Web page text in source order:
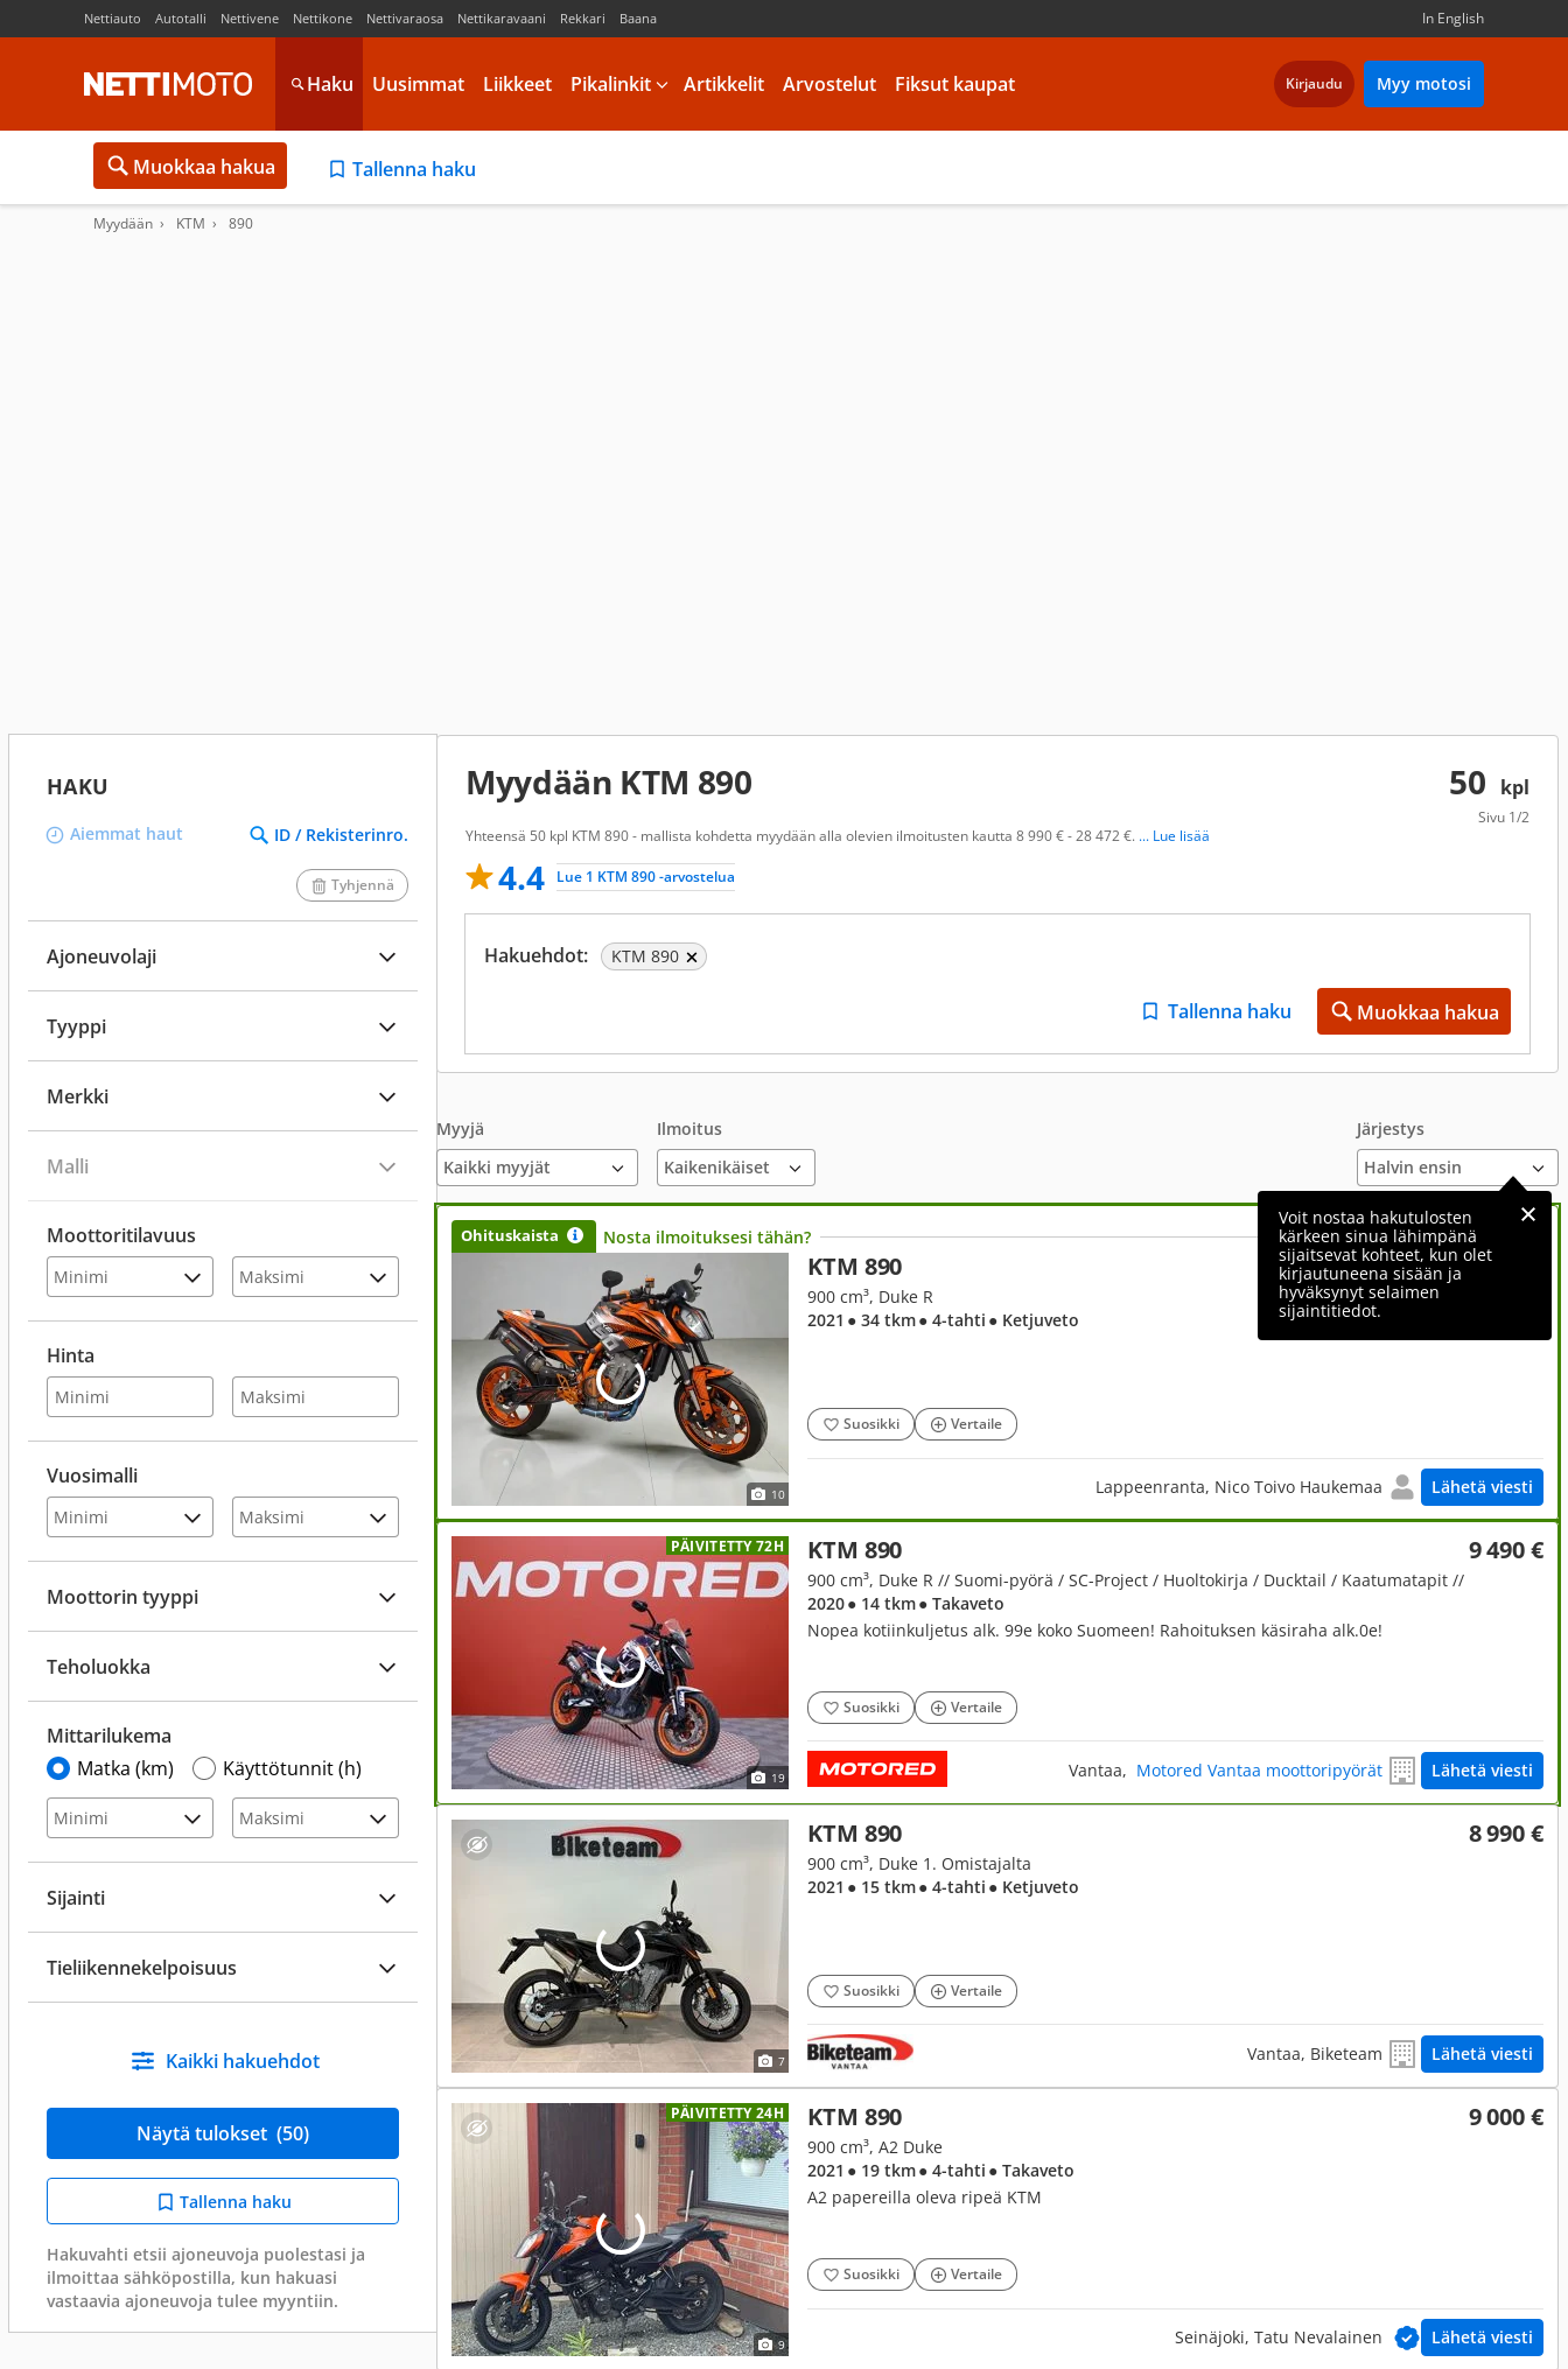
Nettiauto Autotalli Nettivene Nettikone Nettivaraosa Nettikaravaani Rekkari Baana In English
Haku Uusimmat Liikkeet Pikalinkit Artikkelit Arvostelut Fiksut kaupat Kirjaudu Myy motosi
Muokkaa hakua Tallenna haku
Myydään KTM 890
HAKU
Aiemmat haut ID / Rekisterinro.
Tyhjennä
Ajoneuvolaji
Tyyppi
Merkki
Malli
Moottoritilavuus
Hinta
Vuosimalli
Moottorin tyyppi
Teholuokka
Mittarilukema
Matka (km)
Käyttötunnit (h)
Sijainti
Tieliikennekelpoisuus
Kaikki hakuehdot
Näytä tulokset (50)
Tallenna haku
Hakuvahti etsii ajoneuvoja puolestasi ja
ilmoittaa sähköpostilla, kun hakuasi
vastaavia ajoneuvoja tulee myyntiin.
50 kpl
Sivu 1/2
Myydään KTM 890
Yhteensä 50 kpl KTM 890 - mallista kohdetta myydään alla olevien ilmoitusten kautta 8 990 € - 28 472 €. ... Lue lisää
4.4 Lue 1 KTM 890 -arvostelua
Hakuehdot: KTM 890
Tallenna haku Muokkaa hakua
Myyjä
Kaikki myyjät
Ilmoitus Järjestys
Voit nostaa hakutulosten
kärkeen sinua lähimpänä
sijaitsevat kohteet, kun olet
kirjautuneena sisään ja
hyväksynyt selaimen
sijaintitiedot.
Ohituskaista Nosta ilmoituksesi tähän?
10
KTM 890 10 500 €
900 cm³, Duke R
2021 ● 34 tkm● 4-tahti ● Ketjuveto
Suosikki Vertaile
Lappeenranta, Nico Toivo Haukemaa Lähetä viesti
PÄIVITETTY 72H
19
KTM 890 9 490 €
900 cm³, Duke R // Suomi-pyörä / SC-Project / Huoltokirja / Ducktail / Kaatumatapit //
2020● 14 tkm● Takaveto
Nopea kotiinkuljetus alk. 99e koko Suomeen! Rahoituksen käsiraha alk.0e!
Suosikki Vertaile
Vantaa, Motored Vantaa moottoripyörät Lähetä viesti
7
KTM 890 8 990 €
900 cm³, Duke 1. Omistajalta
2021 ● 15 tkm● 4-tahti ● Ketjuveto
Suosikki Vertaile
Vantaa, Biketeam Lähetä viesti
PÄIVITETTY 24H
9
KTM 890 9 000 €
900 cm³, A2 Duke
2021 ● 19 tkm● 4-tahti ● Takaveto
A2 papereilla oleva ripeä KTM
Suosikki Vertaile
Seinäjoki, Tatu Nevalainen Lähetä viesti